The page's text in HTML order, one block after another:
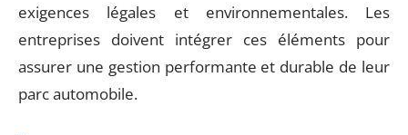
exigences légales et environnementales. Les
entreprises doivent intégrer ces éléments pour
assurer une gestion performante et durable de leur
parc automobile.